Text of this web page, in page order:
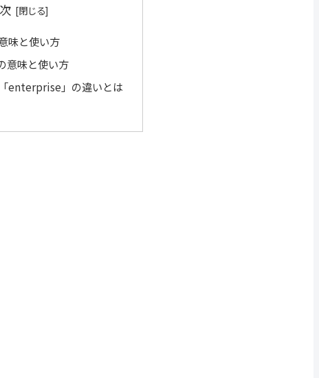
味と使い方
味と使い方
enterprise」の違いとは